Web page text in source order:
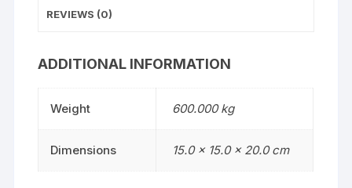
REVIEWS (0)
ADDITIONAL INFORMATION
Weight 600.000 kg
Dimensions 15.0 × 15.0 × 20.0 cm